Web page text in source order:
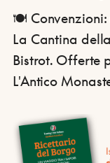
🍽️ Convenzioni:
La Cantina
Bistrot. Offerte
L'Antico